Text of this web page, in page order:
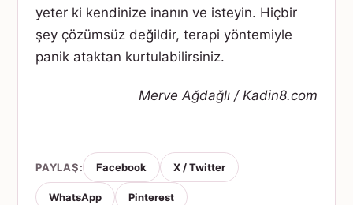
yeter ki kendinize inanın ve isteyin. Hiçbir
şey çözümsüz değildir, terapi yöntemiyle
panik ataktan kurtulabilirsiniz.
Merve Ağdağlı / Kadin8.com
PAYLAŞ: Facebook X / Twitter
WhatsApp Pinterest